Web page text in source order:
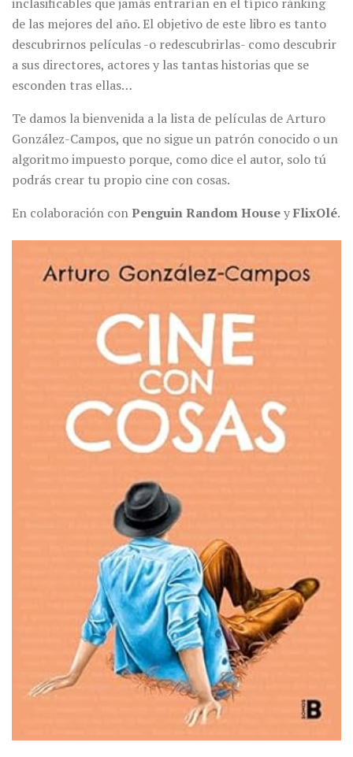
de las mejores del año. El objetivo de este libro es tanto
descubrirnos películas -o redescubrirlas- como descubrir
a sus directores, actores y las tantas historias que se
esconden tras ellas…
Te damos la bienvenida a la lista de películas de Arturo
González-Campos, que no sigue un patrón conocido o un
algoritmo impuesto porque, como dice el autor, solo tú
podrás crear tu propio cine con cosas.
En colaboración conPenguin Random HouseyFlixOlé.